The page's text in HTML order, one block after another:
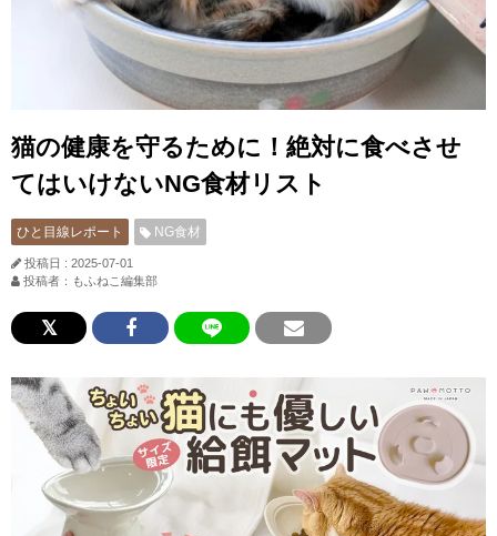
猫の健康を守るために！絶対に食べさせ
てはいけないNG食材リスト
ひと目線レポート NG食材
投稿日 : 2025-07-01
投稿者：もふねこ編集部